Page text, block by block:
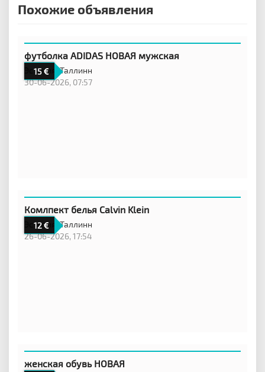
Похожие объявления
15
футболка ADIDAS НОВАЯ мужская
Эстония,Таллинн
30-06-2026, 07:57
12
Комлпект белья Calvin Klein
Эстония,Таллинн
26-06-2026, 17:54
женская обувь НОВАЯ